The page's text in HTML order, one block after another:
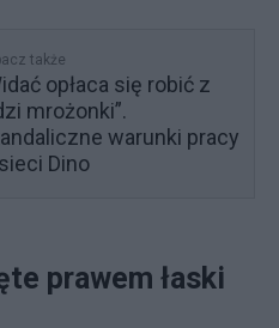
także
opłaca się robić z
mrożonki”.
warunki pracy
Dino
prawem łaski